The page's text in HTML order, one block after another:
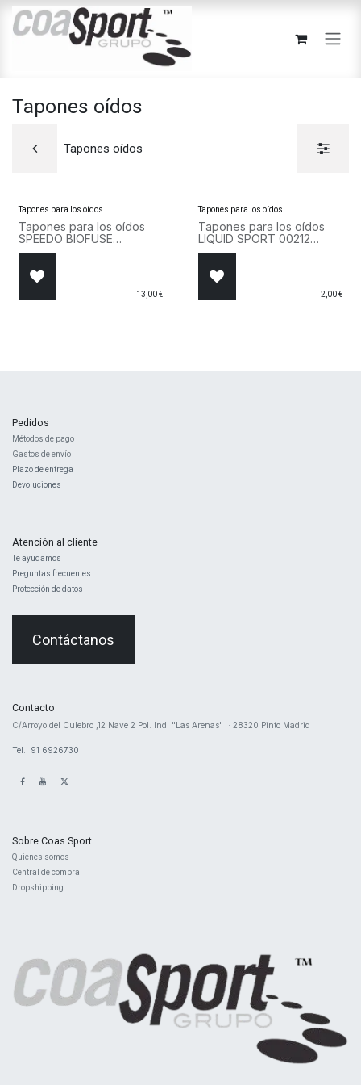
Ir al contenido
Tapones oídos
Tapones oídos
Tapones para los oídos
Tapones para los oídos
SPEEDO BIOFUSE
EARPLUGS 8-00237414491
13,00€
Tapones para los oídos
Tapones para los oídos
LIQUID SPORT 00212
LAXFLIX 212 Tapones
2,00€
Pedidos
Métodos de pago
Gastos de envío
Plazo de entrega
Devoluciones
Atención al cliente
Te ayudamos
Preguntas frecuentes
Protección de datos
Contáctanos
Contacto
​C/Arroyo del Culebro ,12 Nave 2 ​Pol. Ind. "Las Arenas" · 28320 Pinto Madrid
Tel.: 91 6926730
Sobre Coas Sport
Quienes ​somos
Central de compra
Dropshipping